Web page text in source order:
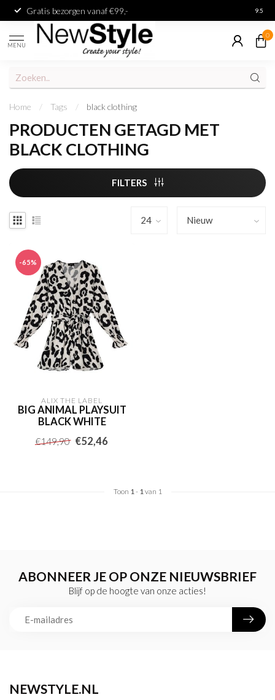
Gratis bezorgen vanaf €99,- 9.5
MENU
0
Home / Tags / black clothing
PRODUCTEN GETAGD MET
BLACK CLOTHING
FILTERS
-65%
ALIX THE LABEL
BIG ANIMAL PLAYSUIT
BLACK WHITE
€149,90 €52,46
Toon 1- 1van 1
ABONNEER JE OP ONZE NIEUWSBRIEF
Blijf op de hoogte van onze acties!
NEWSTYLE.NL